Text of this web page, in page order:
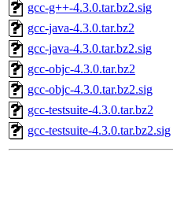
gcc-g++-4.3.0.tar.bz2.sig
gcc-java-4.3.0.tar.bz2
gcc-java-4.3.0.tar.bz2.sig
gcc-objc-4.3.0.tar.bz2
gcc-objc-4.3.0.tar.bz2.sig
gcc-testsuite-4.3.0.tar.bz2
gcc-testsuite-4.3.0.tar.bz2.sig